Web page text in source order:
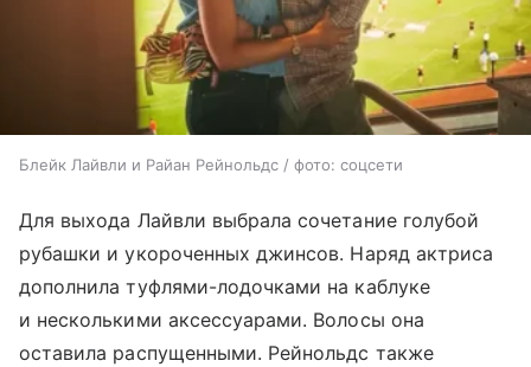
Блейк Лайвли и Райан Рейнольдс / фото: соцсети
Для выхода Лайвли выбрала сочетание голубой
рубашки и укороченных джинсов. Наряд актриса
дополнила туфлями-лодочками на каблуке
и несколькими аксессуарами. Волосы она
оставила распущенными. Рейнольдс также